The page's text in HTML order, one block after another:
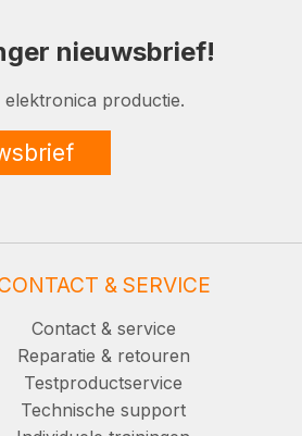
nieuwsbrief!
productie.
& SERVICE
Contact & service
Reparatie & retouren
Testproductservice
Technische support